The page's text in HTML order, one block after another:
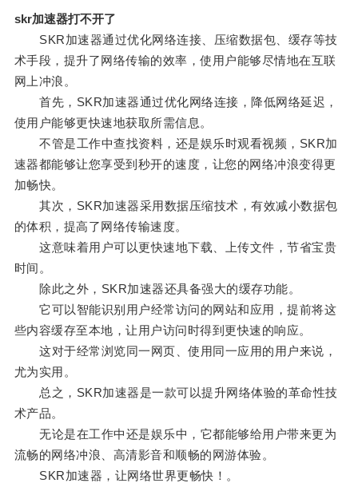
skr加速器打不开了
SKR加速器通过优化网络连接、压缩数据包、缓存等技
术手段，提升了网络传输的效率，使用户能够尽情地在互联
网上冲浪。
首先，SKR加速器通过优化网络连接，降低网络延迟，
使用户能够更快速地获取所需信息。
不管是工作中查找资料，还是娱乐时观看视频，SKR加
速器都能够让您享受到秒开的速度，让您的网络冲浪变得更
加畅快。
其次，SKR加速器采用数据压缩技术，有效减小数据包
的体积，提高了网络传输速度。
这意味着用户可以更快速地下载、上传文件，节省宝贵
时间。
除此之外，SKR加速器还具备强大的缓存功能。
它可以智能识别用户经常访问的网站和应用，提前将这
些内容缓存至本地，让用户访问时得到更快速的响应。
这对于经常浏览同一网页、使用同一应用的用户来说，
尤为实用。
总之，SKR加速器是一款可以提升网络体验的革命性技
术产品。
无论是在工作中还是娱乐中，它都能够给用户带来更为
流畅的网络冲浪、高清影音和顺畅的网游体验。
SKR加速器，让网络世界更畅快！。